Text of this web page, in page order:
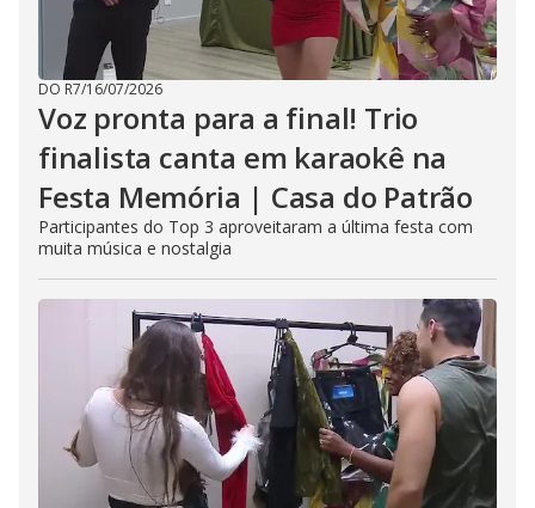
DO R7/16/07/2026
Voz pronta para a final! Trio
finalista canta em karaokê na
Festa Memória | Casa do Patrão
Participantes do Top 3 aproveitaram a última festa com
muita música e nostalgia